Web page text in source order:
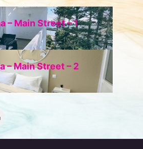
– Main Street – 1
– Main Street – 2
correo electrónico
esta página